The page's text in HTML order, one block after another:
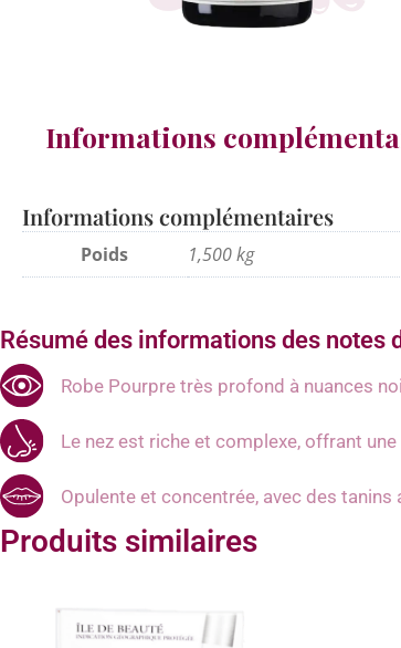
Informations
Informations complémentaires
Poids 1,500 kg
Résumé des informations des notes
Robe Pourpre très profond à nuances
Le nez est riche et complexe, offrant
Opulente et concentrée, avec des tanins
Produits similaires